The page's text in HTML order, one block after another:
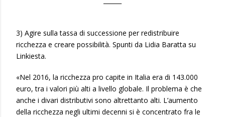
3) Agire sulla tassa di successione per redistribuire
ricchezza e creare possibilità. Spunti da Lidia Baratta su
Linkiesta.
«Nel 2016, la ricchezza pro capite in Italia era di 143.000
euro, tra i valori più alti a livello globale. Il problema è che
anche i divari distributivi sono altrettanto alti. L’aumento
della ricchezza negli ultimi decenni si è concentrato fra le